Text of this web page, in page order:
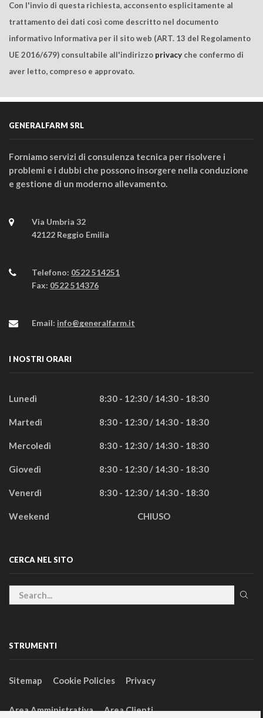
Con l'invio di questa richiesta, acconsento esplicitamente al
trattamento dei dati così come descritto nel documento
informativo Informativa per il sito web (ART. 13 del Regolamento
UE 2016/679) consultabile all'indirizzo privacy che confermo di
aver letto, compreso e approvato.
GENERALFARM SRL
Forniamo servizi di consulenza tecnica per risolvere i
problemi e i dubbi che possono insorgere nella conduzione
e gestione di un moderno allevamento.
Via Umbria 32
42122 Reggio Emilia
Telefono: 0522 514251
Fax: 0522 514376
Email: info@generalfarm.it
I NOSTRI ORARI
Lunedì 8:30 - 12:30 / 14:30 - 18:30
Martedì 8:30 - 12:30 / 14:30 - 18:30
Mercoledì 8:30 - 12:30 / 14:30 - 18:30
Giovedì 8:30 - 12:30 / 14:30 - 18:30
Venerdì 8:30 - 12:30 / 14:30 - 18:30
Weekend CHIUSO
CERCA NEL SITO
STRUMENTI
Sitemap Cookie Policies Privacy
Area Amministrativa Area Clienti